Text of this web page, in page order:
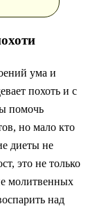
ума и
похоть и с
помочь
но мало кто
диеты не
это не только
молитвенных
над